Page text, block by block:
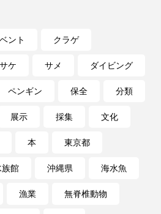
メ ノコギリダイ
ハブクラゲ
バショウカジキ
ント クラゲ
サケ サメ ダイビング
ペンギン 保全 分類
展示 採集 文化
本 東京都
族館 沖縄県 海水魚
漁業 無脊椎動物